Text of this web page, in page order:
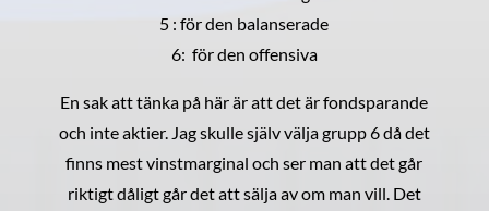
5 : för den balanserade
6: för den offensiva
En sak att tänka på här är att det är fondsparande
och inte aktier. Jag skulle själv välja grupp 6 då det
finns mest vinstmarginal och ser man att det går
riktigt dåligt går det att sälja av om man vill. Det